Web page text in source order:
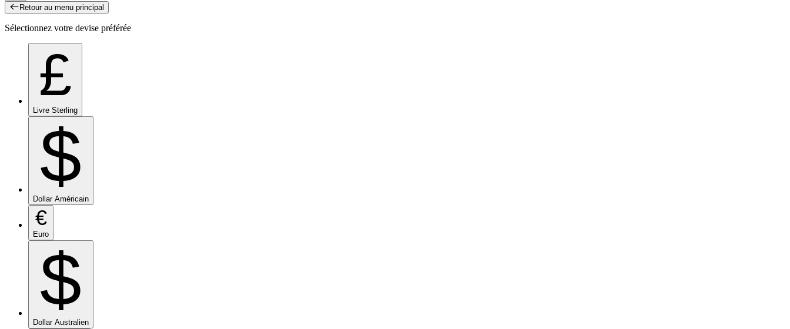
Retour au menu principal
Sélectionnez votre devise préférée
£
Livre Sterling
$
Dollar Américain
€
Euro
$
Dollar Australien